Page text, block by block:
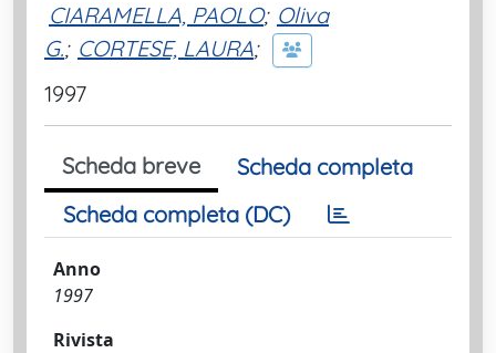
CIARAMELLA, PAOLO; Oliva
G.; CORTESE, LAURA;
1997
Scheda breve
Scheda completa
Scheda completa (DC)
Anno
1997
Rivista